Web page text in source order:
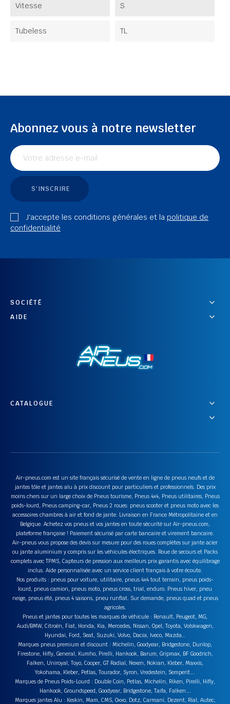
Vitesse S
Tubeless TL
Abonnez vous à notre newsletter
S'INSCRIRE
J'accepte les conditions générales et la politique de
confidentialité
SOCIÉTÉ
AIDE
CATALOGUE
Air-pneus.com est un site français sécurisé de vente en ligne de pneus neufs et de
jantes tôle et jantes alu à prix discount pour particuliers et professionnels. Des prix
moins chers sur un large choix de Pneus tourisme, Pneus 4x4, Pneus utilitaires, Pneus
poids-lourd, Pneus camping-car, Pneus 2 roues: pneus scooter et pneus moto avec les
accessoires chambres à air et fond de jante. Livraison en France Métropolitaine et en
Belgique. Achetez vos pneus et vos jantes en toute sécurité sur Air-pneus.com,
plateforme française ! Paiement sécurisé par carte bancaire et virement bancaire.
Air-pneus vous propose des devis sur mesure pour des roues complètes sur jante acier
ou jante aluminium y compris sur les véhicules électriques. Roue de secours et Packs
complets avec TPMS, Capteurs de pression aux meilleurs prix garantis avec équilibrage
inclus. Aide personnalisée avec un service client français à votre écoute.
Nos produits : pneus pour voiture, utilitaire, pneus 4x4 tout terrain, pneus poids-
lourd, pneus camion, pneus moto, pneus cross, trial, enduro. Pneus hiver, pneu
neige, pneus été, pneus 4 saisons, pneu runflat. Sur demande, pneus quad et pneus
agricoles.
Pneus et jantes pour toutes les marques de véhicule : Renault, Peugeot, MG,
Audi/BMW, Citroën, Fiat, Honda, Kia, Mercedes, Nissan, Opel, Toyota, Volskwagen,
Hyundai, Ford, Seat, Suzuki, Volvo, Dacia, Iveco, Mazda…
Marques pneus premium et discount : Michelin, Goodyear, Bridgestone, Dunlop,
Firestone, Hifly, General, Kumho, Pirelli, Hankook, Barum, Gripmax, BF Goodrich,
Falken, Uniroyal, Toyo, Cooper, GT Radial, Nexen, Nokian, Kleber, Maxxis,
Yokohama, Kleber, Petlas, Tourador, Syron, Vredestein, Semperit….
Marques de Pneus Poids-Lourd : Double Coin, Petlas, Michelin, Riken, Pirelli, Hifly,
Hankook, Groundspeed, Goodyear, Bridgestone, Taifa, Falken….
Marques jantes Alu : Keskin, Mam, CMS, Oxxo, Dotz, Carmani, Dezent, Rial, Autec,